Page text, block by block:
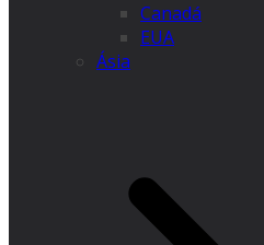
Canadá
EUA
Ásia